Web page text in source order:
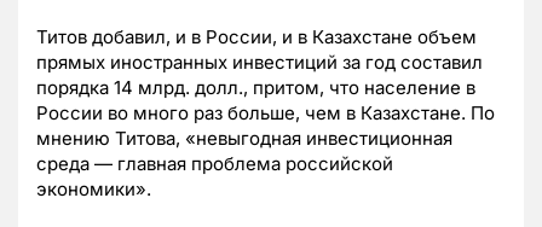
Титов добавил, и в России, и в Казахстане объем
прямых иностранных инвестиций за год составил
порядка 14 млрд. долл., притом, что население в
России во много раз больше, чем в Казахстане. По
мнению Титова, «невыгодная инвестиционная
среда — главная проблема российской
экономики».